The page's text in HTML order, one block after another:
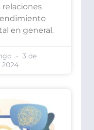
en general.
3 de